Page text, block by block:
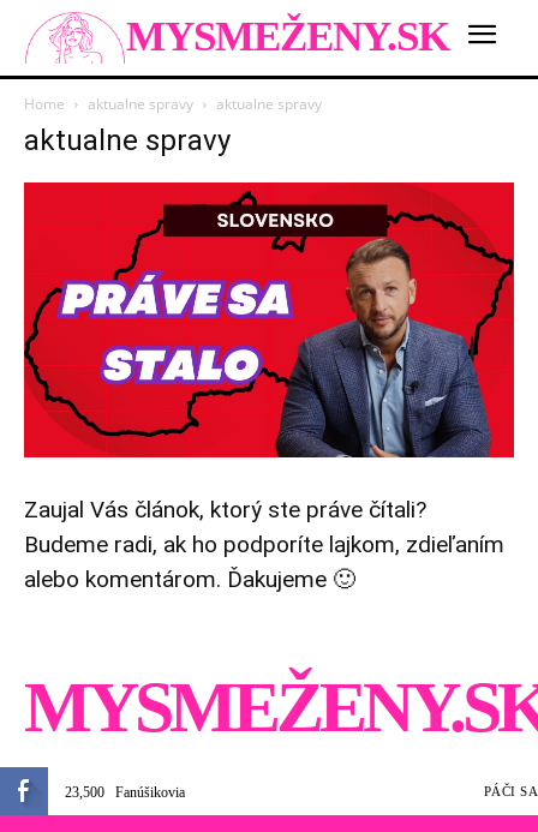
MYSMEŽENY.SK
Home aktualne spravy aktualne spravy
aktualne spravy
Zaujal Vás článok, ktorý ste práve čítali?
Budeme radi, ak ho podporíte lajkom, zdieľaním
alebo komentárom. Ďakujeme 🙂
23,500 Fanúšikovia PÁČI SA